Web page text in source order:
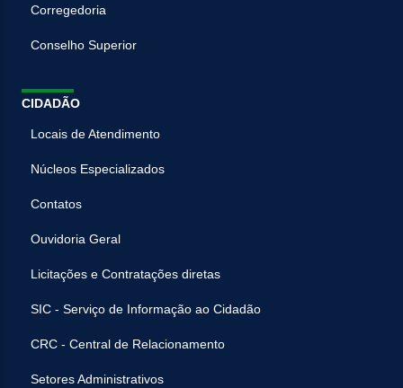
Corregedoria
Conselho Superior
CIDADÃO
Locais de Atendimento
Núcleos Especializados
Contatos
Ouvidoria Geral
Licitações e Contratações diretas
SIC - Serviço de Informação ao Cidadão
CRC - Central de Relacionamento
Setores Administrativos